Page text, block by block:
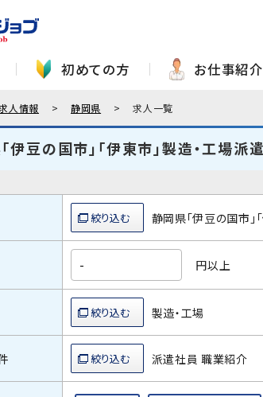
初めての方 お仕事紹介
人情報 静岡県 求人一覧
伊豆の国市」「伊東市」製造・工場
静岡県「伊豆の国市」
円以上
製造・工場
派遣社員 職業紹介